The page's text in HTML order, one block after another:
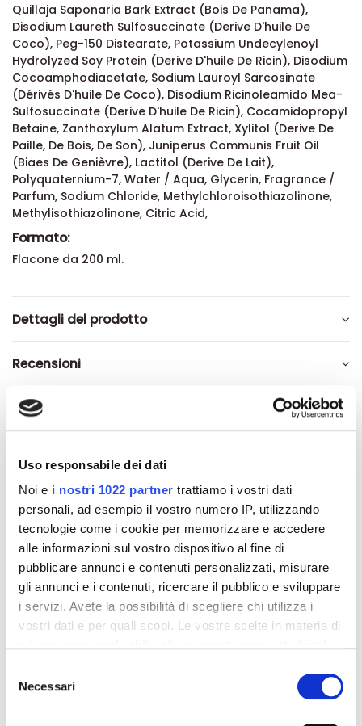
Uso responsabile dei dati
Noi e i nostri 1022 partner trattiamo i vostri dati
personali, ad esempio il vostro numero IP, utilizzando
tecnologie come i cookie per memorizzare e accedere
alle informazioni sul vostro dispositivo al fine di
pubblicare annunci e contenuti personalizzati, misurare
gli annunci e i contenuti, ricercare il pubblico e sviluppare
i servizi. Avete la possibilità di scegliere chi utilizza i
vostri dati e per quali scopi. Le vostre scelte in materia di
modificare o revocare il proprio consenso in qualsiasi
momento dalla Dichiarazione sui cookie o facendo clic
delNecessari
Quillaja Saponaria Bark Extract (Bois De Panama),
Disodium Laureth Sulfosuccinate (Derive D'huile De
Coco), Peg-150 Distearate, Potassium Undecylenoyl
Hydrolyzed Soy Protein (Derive D'huile De Ricin), Disodium
Cocoamphodiacetate, Sodium Lauroyl Sarcosinate
(Dérivés D'huile De Coco), Disodium Ricinoleamido Mea-
Sulfosuccinate (Derive D'huile De Ricin), Cocamidopropyl
Betaine, Zanthoxylum Alatum Extract, Xylitol (Derive De
Paille, De Bois, De Son), Juniperus Communis Fruit Oil
(Biaes De Genièvre), Lactitol (Derive De Lait),
Polyquaternium-7, Water / Aqua, Glycerin, Fragrance /
Parfum, Sodium Chloride, Methylchloroisothiazolinone,
Methylisothiazolinone, Citric Acid,
Formato:
Flacone da 200 ml.
Dettagli del prodotto
Recensioni
Altri prodotti che potrebbero
interessarti
-42% -42%